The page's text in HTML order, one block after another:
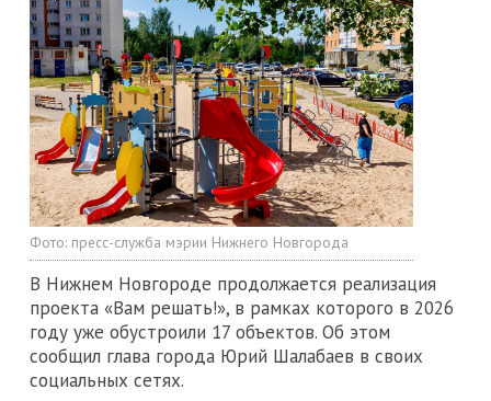
Фото: пресс-служба мэрии Нижнего Новгорода
В Нижнем Новгороде продолжается реализация
проекта «Вам решать!», в рамках которого в 2026
году уже обустроили 17 объектов. Об этом
сообщил глава города Юрий Шалабаев в своих
социальных сетях.